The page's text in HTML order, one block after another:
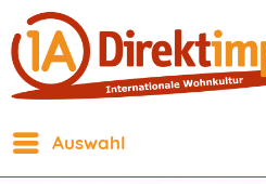
Auswahl